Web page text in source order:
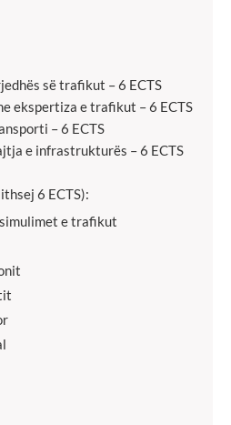
së trafikut – 6 ECTS
ekspertiza e trafikut – 6 ECTS
– 6 ECTS
e infrastrukturës – 6 ECTS
6 ECTS):
e trafikut